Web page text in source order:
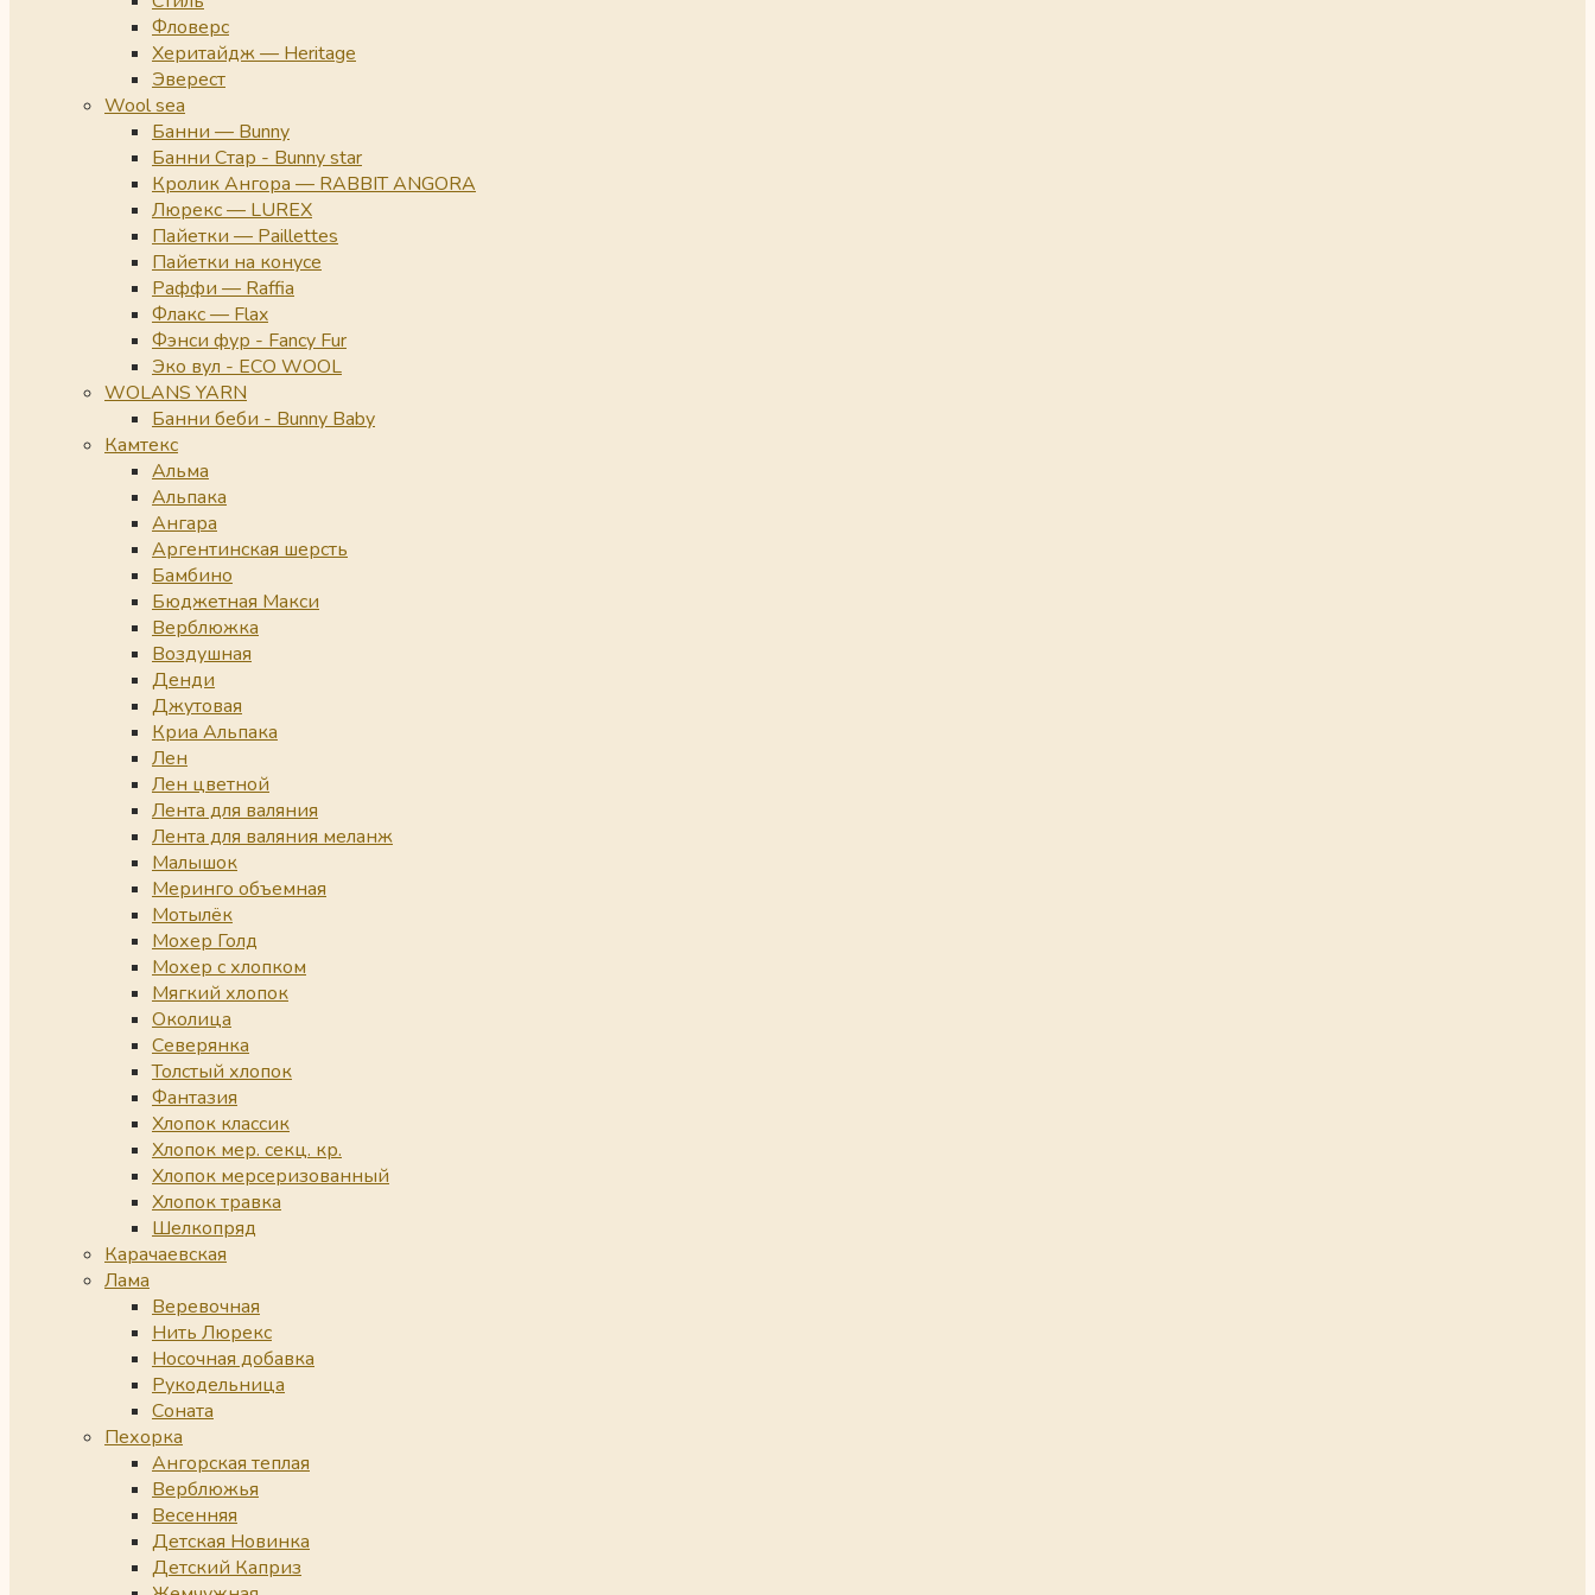
Фловерс
Херитайдж — Heritage
Эверест
Wool sea
Банни — Bunny
Банни Стар - Bunny star
Кролик Ангора — RABBIT ANGORA
Люрекс — LUREX
Пайетки — Paillettes
Пайетки на конусе
Раффи — Raffia
Флакс — Flax
Фэнси фур - Fancy Fur
Эко вул - ECO WOOL
WOLANS YARN
Банни беби - Bunny Baby
Камтекс
Альма
Альпака
Ангара
Аргентинская шерсть
Бамбино
Бюджетная Макси
Верблюжка
Воздушная
Денди
Джутовая
Криа Альпака
Лен
Лен цветной
Лента для валяния
Лента для валяния меланж
Малышок
Меринго объемная
Мотылёк
Мохер Голд
Мохер с хлопком
Мягкий хлопок
Околица
Северянка
Толстый хлопок
Фантазия
Хлопок классик
Хлопок мер. секц. кр.
Хлопок мерсеризованный
Хлопок травка
Шелкопряд
Карачаевская
Лама
Веревочная
Нить Люрекс
Носочная добавка
Рукодельница
Соната
Пехорка
Ангорская теплая
Верблюжья
Весенняя
Детская Новинка
Детский Каприз